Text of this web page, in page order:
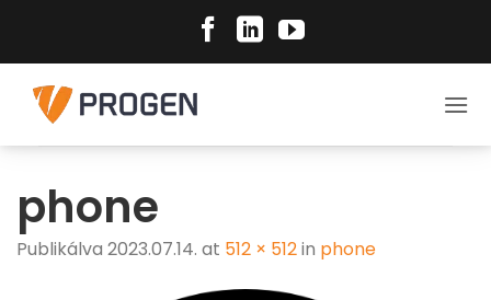
content
phone
Publikálva 2023.07.14. at 512 × 512in phone